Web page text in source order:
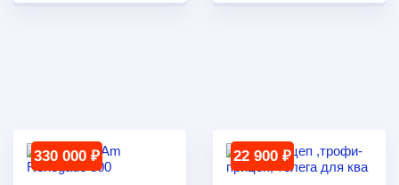
330 000 ₽ 22 900 ₽